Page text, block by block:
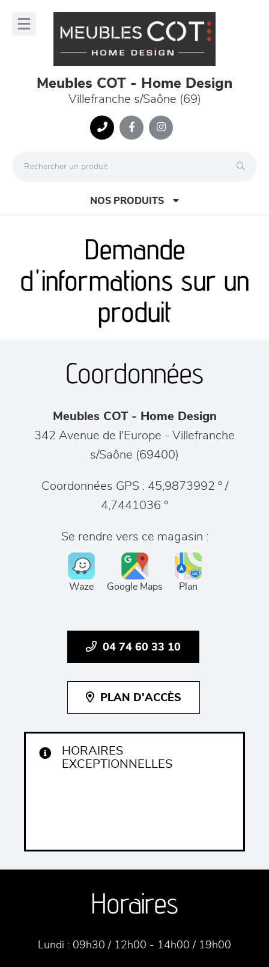
Meubles COT - Home Design
Villefranche s/Saône (69)
NOS PRODUITS
canapés et fauteuils
séjours
meubles de complément
chambres et dressing
décoration
Demande
d'informations sur un
produit
Coordonnées
Meubles COT - Home Design
342 Avenue de l'Europe - Villefranche
s/Saône (69400)
Coordonnées GPS : 45,9873992 ° /
4,7441036 °
Se rendre vers ce magasin :
Waze Google Maps Plan
04 74 60 33 10
PLAN D'ACCÈS
HORAIRES
EXCEPTIONNELLES
Horaires
Lundi : 09h30 / 12h00 - 14h00 / 19h00